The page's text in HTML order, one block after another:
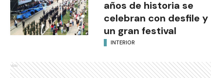
años de historia se
celebran con desfile y
un gran festival
INTERIOR
Ads